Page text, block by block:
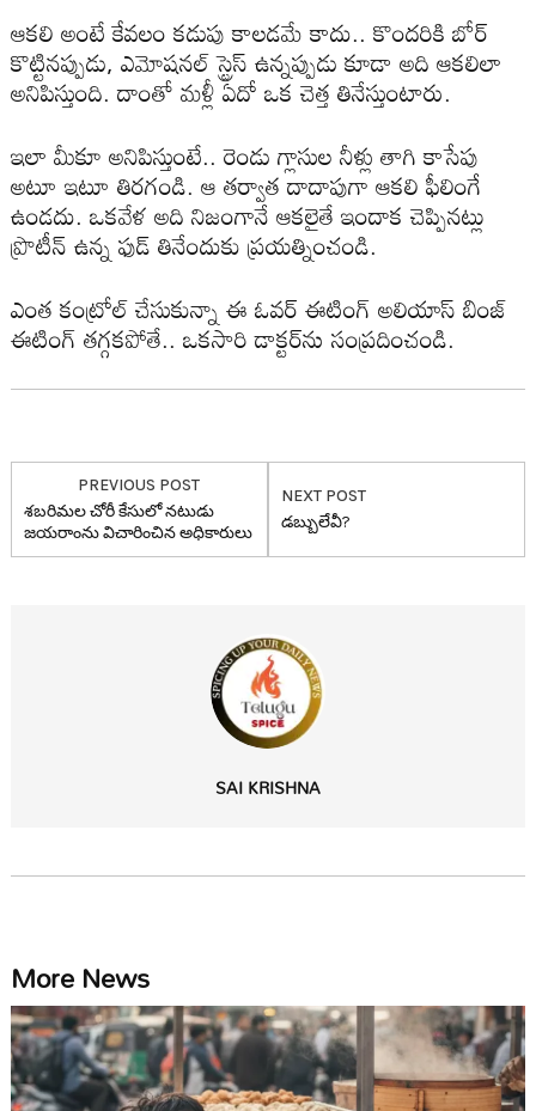
ఆక‌లి అంటే కేవ‌లం క‌డుపు కాల‌డ‌మే కాదు.. కొంద‌రికి బోర్
కొట్టిన‌ప్పుడు, ఎమోష‌న‌ల్ స్ట్రెస్ ఉన్న‌ప్పుడు కూడా అది ఆక‌లిలా
అనిపిస్తుంది. దాంతో మ‌ళ్లీ ఏదో ఒక చెత్త తినేస్తుంటారు.
ఇలా మీకూ అనిపిస్తుంటే.. రెండు గ్లాసుల నీళ్లు తాగి కాసేపు
అటూ ఇటూ తిర‌గండి. ఆ త‌ర్వాత దాదాపుగా ఆక‌లి ఫీలింగే
ఉండ‌దు. ఒక‌వేళ అది నిజంగానే ఆక‌లైతే ఇందాక చెప్పిన‌ట్లు
ప్రొటీన్ ఉన్న ఫుడ్ తినేందుకు ప్ర‌య‌త్నించండి.
ఎంత కంట్రోల్ చేసుకున్నా ఈ ఓవ‌ర్ ఈటింగ్ అలియాస్ బింజ్
ఈటింగ్ త‌గ్గ‌క‌పోతే.. ఒక‌సారి డాక్ట‌ర్‌ను సంప్ర‌దించండి.
PREVIOUS POST
శ‌బ‌రిమ‌ల చోరీ కేసులో న‌టుడు
జ‌య‌రాంను విచారించిన అధికారులు
NEXT POST
డ‌బ్బులేవీ?
SAI KRISHNA
More News